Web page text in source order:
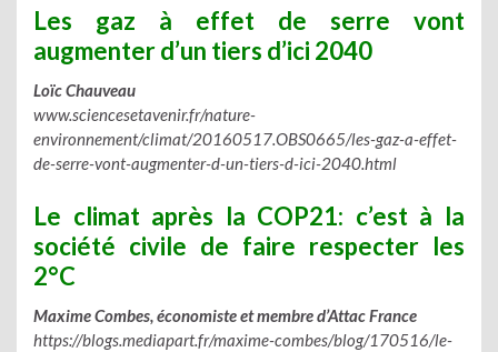
Les gaz à effet de serre vont
augmenter d’un tiers d’ici 2040
Loïc Chauveau
www.sciencesetavenir.fr/nature-
environnement/climat/20160517.OBS0665/les-gaz-a-effet-
de-serre-vont-augmenter-d-un-tiers-d-ici-2040.html
Le climat après la COP21: c’est à la
société civile de faire respecter les
2°C
Maxime Combes, économiste et membre d’Attac France
https://blogs.mediapart.fr/maxime-combes/blog/170516/le-